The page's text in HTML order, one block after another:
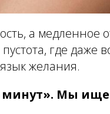
а медленное
где даже
желания.
минут». Мы